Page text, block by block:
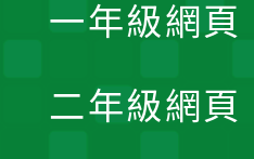
一年級網頁
二年級網頁